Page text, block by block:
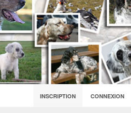
INSCRIPTION CONNEXION